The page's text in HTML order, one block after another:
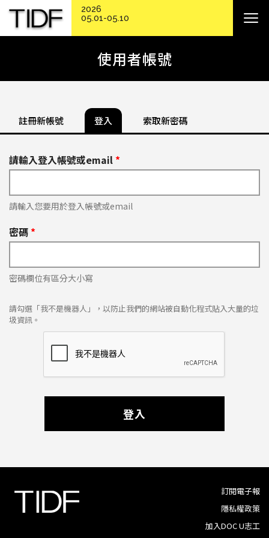
使用者帳號
註冊新帳號 登入 索取新密碼
請輸入登入帳號或email *
請輸入您要用於登入帳號或email
密碼 *
密碼欄位有區分大小寫
請勾選「我不是機器人」，以防止我們的網站被自動化程式貼入大量的垃
圾資訊。
登入
訂閱電子報
隱私權政策
加入DOC U志工
2026
05.01-05.10